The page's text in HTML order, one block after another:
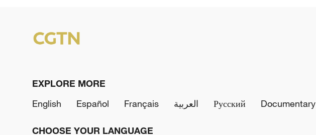
EXPLORE MORE
English
Español Français العربية Русский Documentary
CHOOSE YOUR LANGUAGE